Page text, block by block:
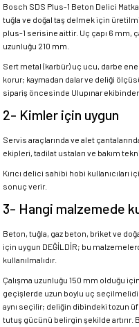
Bosch SDS Plus-1 Beton Delici
tuğla ve doğal taş delmek için
plus-1 serisine aittir. Uç çapı 6 mm,
uzunluğu 210 mm.
Sert metal (karbür) uç ucu, darbe
korur; kaymadan dalar ve deliği
sipariş öncesinde Ulupınar
2- Kimler için uygun
Servis araçlarında ve alet
ekipleri, tadilat ustaları ve bakım
Kırıcı delici sahibi hobi
sonuç verir.
3- Hangi malzemede
Beton, tuğla, gaz beton, briket ve
için uygun DEĞİLDİR; bu
kullanılmalıdır.
Çalışma uzunluğu 150 mm olduğu
geçişlerde uzun boylu uç
aynı seçilir; deliğin dibindeki tozun
tutuş gücünü belirgin şekilde artırır.